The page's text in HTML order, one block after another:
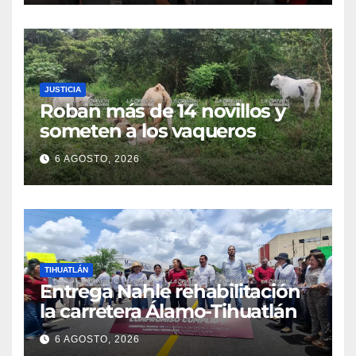
JUSTICIA
Roban más de 14 novillos y
someten a los vaqueros
6 AGOSTO, 2026
TIHUATLÁN
Entrega Nahle rehabilitación
la carretera Álamo-Tihuatlán
6 AGOSTO, 2026